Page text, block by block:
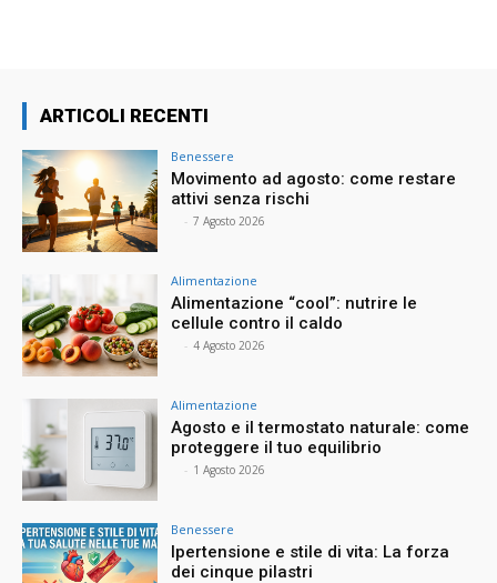
ARTICOLI RECENTI
Benessere
Movimento ad agosto: come restare
attivi senza rischi
- 7 Agosto 2026
Alimentazione
Alimentazione “cool”: nutrire le
cellule contro il caldo
- 4 Agosto 2026
Alimentazione
Agosto e il termostato naturale: come
proteggere il tuo equilibrio
- 1 Agosto 2026
Benessere
Ipertensione e stile di vita: La forza
dei cinque pilastri